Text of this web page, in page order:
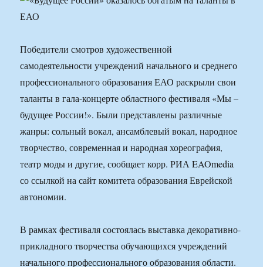
Победители смотров художественной
самодеятельности учреждений начального и среднего
профессионального образования ЕАО раскрыли свои
таланты в гала-концерте областного фестиваля «Мы –
будущее России!». Были представлены различные
жанры: сольный вокал, ансамблевый вокал, народное
творчество, современная и народная хореография,
театр моды и другие, сообщает корр. РИА EAOmedia
со ссылкой на сайт комитета образования Еврейской
автономии.
В рамках фестиваля состоялась выставка декоративно-
прикладного творчества обучающихся учреждений
начального профессионального образования области.